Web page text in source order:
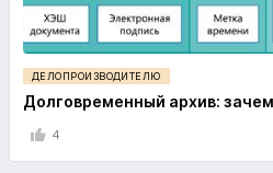
ДЕЛОПРОИЗВОДИТЕЛЮ
Долговременный архив: зачем
4